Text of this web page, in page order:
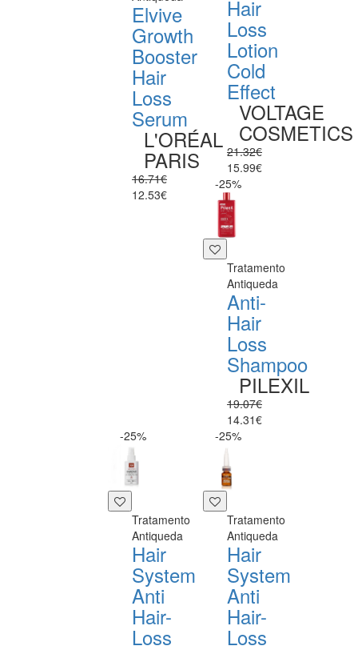
Elvive
Growth
Booster
Hair
Loss
Serum
L'ORÉAL
PARIS
16.71€
12.53€
Hair
Loss
Lotion
Cold
Effect
VOLTAGE
COSMETICS
21.32€
15.99€
-25%
Tratamento
Antiqueda
Anti-
Hair
Loss
Shampoo
PILEXIL
19.07€
14.31€
-25%
Tratamento
Antiqueda
Hair
System
Anti
Hair-
Loss
-25%
Tratamento
Antiqueda
Hair
System
Anti
Hair-
Loss